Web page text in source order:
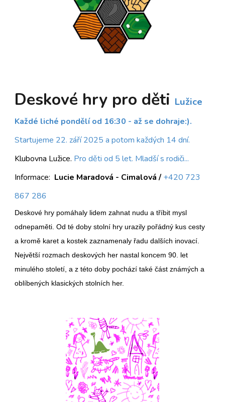
Deskové hry pro děti Lužice
Každé liché pondělí od 16:30 - až se dohraje:).
Startujeme 22. září 2025 a potom každých 14 dní.
Klubovna Lužice. Pro děti od 5 let. Mladší s rodiči...
Informace: Lucie Maradová - Cimalová/ +420 723
867 286
Deskové hry pomáhaly lidem zahnat nudu a tříbit mysl
odnepaměti. Od té doby stolní hry urazily pořádný kus cesty
a kromě karet a kostek zaznamenaly řadu dalších inovací.
Největší rozmach deskových her nastal koncem 90. let
minulého století, a z této doby pochází také část známých a
oblíbených klasických stolních her.